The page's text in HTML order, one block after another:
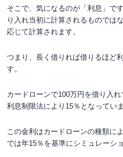
そこで、気になるのが「利息」で
り入れ当初に計算されるものでは
応じて計算されます。
つまり、長く借りれば借りるほど
す。
カードローンで100万円を借り入れ
利息制限法により15％となっていま
この金利はカードローンの種類に
では年15％を基準にシミュレーシ